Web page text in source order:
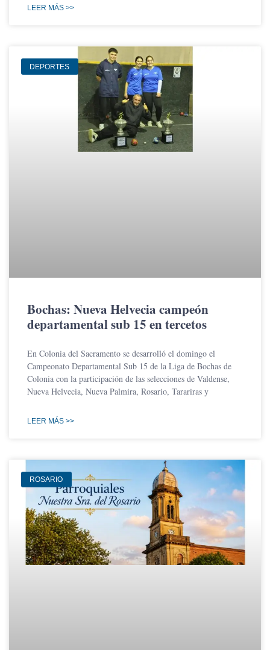
LEER MÁS >>
DEPORTES
Bochas: Nueva Helvecia campeón
departamental sub 15 en tercetos
En Colonia del Sacramento se desarrolló el domingo el
Campeonato Departamental Sub 15 de la Liga de Bochas de
Colonia con la participación de las selecciones de Valdense,
Nueva Helvecia, Nueva Palmira, Rosario, Tarariras y
LEER MÁS >>
ROSARIO